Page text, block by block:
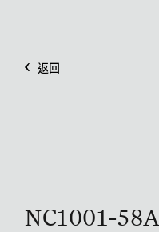
返回
NC1001-58A